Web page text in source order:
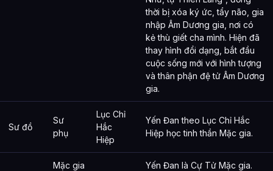
thời bị xóa ký ức, tẩy não, gia
nhập Âm Dương gia, nơi có
kẻ thù giết cha mình. Hiện đã
thay hình đổi dạng, bắt đầu
cuộc sống mới với hình tượng
và thân phận đệ tử Âm Dương
gia.
Sư đồ
Sư
phụ
Lục Chỉ
Hắc
Hiệp
Yến Đan theo Lục Chỉ Hắc
Hiệp học tinh thần Mặc gia.
Mặc gia Yến Đan là Cự Tử Mặc gia.